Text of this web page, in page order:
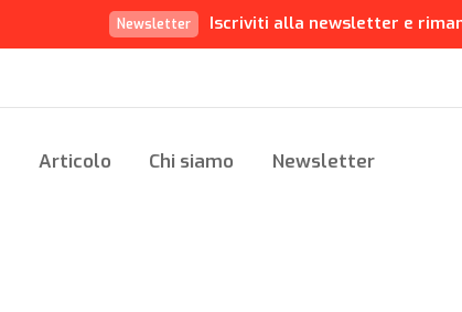
Newsletter Iscriviti alla newsletter e
Articolo Chi siamo Newsletter